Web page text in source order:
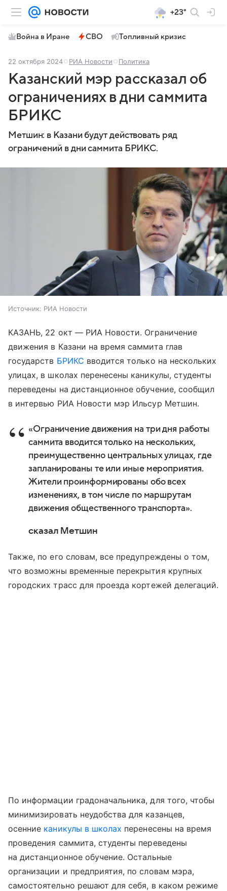
+23°
Война в Иране СВО Топливный кризис
22 октября 2024 РИА Новости Политика
Казанский мэр рассказал об
ограничениях в дни саммита
БРИКС
Метшин: в Казани будут действовать ряд
ограничений в дни саммита БРИКС.
Источник: РИА Новости
КАЗАНЬ, 22 окт — РИА Новости. Ограничение
движения в Казани на время саммита глав
государств БРИКС вводится только на нескольких
улицах, в школах перенесены каникулы, студенты
переведены на дистанционное обучение, сообщил
в интервью РИА Новости мэр Ильсур Метшин.
«Ограничение движения на три дня работы
саммита вводится только на нескольких,
преимущественно центральных улицах, где
запланированы те или иные мероприятия.
Жители проинформированы обо всех
изменениях, в том числе по маршрутам
движения общественного транспорта».
сказал Метшин
Также, по его словам, все предупреждены о том,
что возможны временные перекрытия крупных
городских трасс для проезда кортежей делегаций.
По информации градоначальника, для того, чтобы
минимизировать неудобства для казанцев,
осенние каникулы в школах перенесены на время
проведения саммита, студенты переведены
на дистанционное обучение. Остальные
организации и предприятия, по словам мэра,
самостоятельно решают для себя, в каком режиме